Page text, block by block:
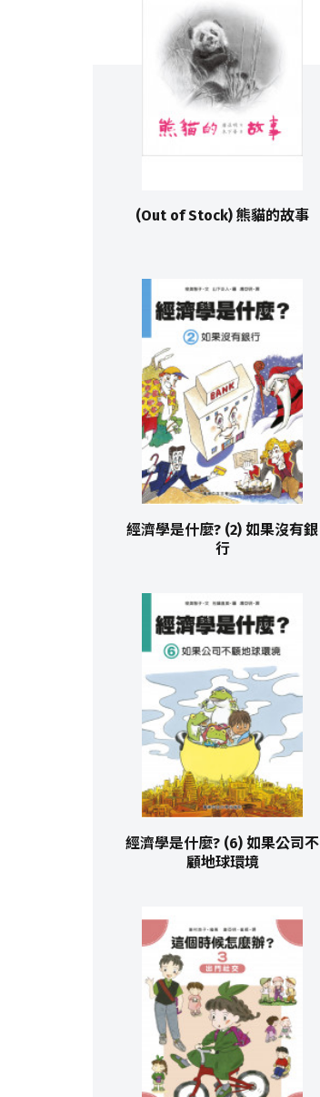
(Out of Stock) 熊貓的故事
經濟學是什麼? (2) 如果沒有銀
行
經濟學是什麼? (6) 如果公司不
顧地球環境